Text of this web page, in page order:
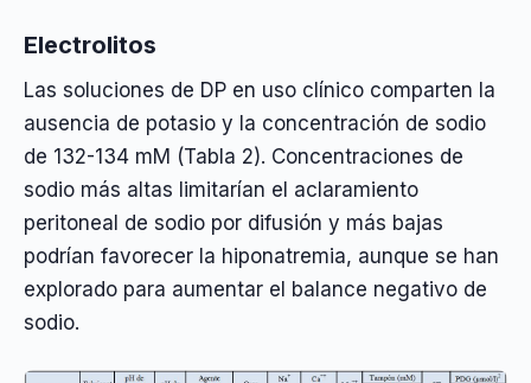
Electrolitos
Las soluciones de DP en uso clínico comparten la
ausencia de potasio y la concentración de sodio
de 132-134 mM (Tabla 2). Concentraciones de
sodio más altas limitarían el aclaramiento
peritoneal de sodio por difusión y más bajas
podrían favorecer la hiponatremia, aunque se han
explorado para aumentar el balance negativo de
sodio.